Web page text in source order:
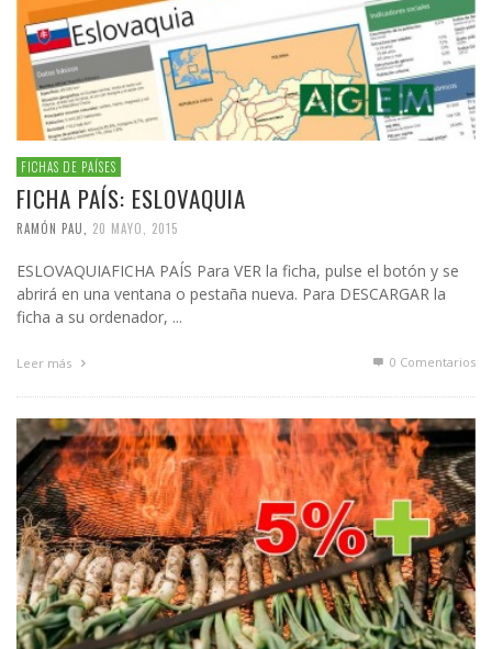
FICHAS DE PAÍSES
FICHA PAÍS: ESLOVAQUIA
RAMÓN PAU 20 MAYO, 2015
ESLOVAQUIAFICHA PAÍS Para VER la ficha, pulse el botón y se
abrirá en una ventana o pestaña nueva. Para DESCARGAR la
ficha a su ordenador, ...
Leer más 0 Comentarios